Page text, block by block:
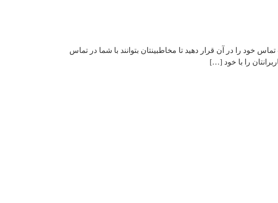
خود را در آن قرار دهید تا مخاطبینتان بتوانند با شما در تماس
را با خود […]